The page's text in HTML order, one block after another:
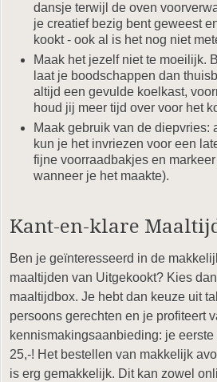
dansje terwijl de oven
je creatief bezig bent geweest
kookt - ook al is het nog niet
Maak het jezelf niet te moeilijk.
laat je boodschappen dan
altijd een gevulde koelkast,
houd jij meer tijd over voor het
Maak gebruik van de diepvries:
kun je het invriezen voor een
fijne voorraadbakjes en
wanneer je het maakte).
Kant-en-klare
Ben je geïnteresseerd in de
maaltijden van Uitgekookt? Kies
maaltijdbox. Je hebt dan keuze uit
persoons gerechten en je profiteert
kennismakingsaanbieding: je
25,-! Het bestellen van makkelijk
is erg gemakkelijk. Dit kan zowel